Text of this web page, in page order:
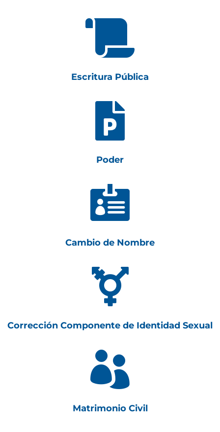

Escritura Pública

Poder

Cambio de Nombre

Corrección Componente de Identidad Sexual

Matrimonio Civil